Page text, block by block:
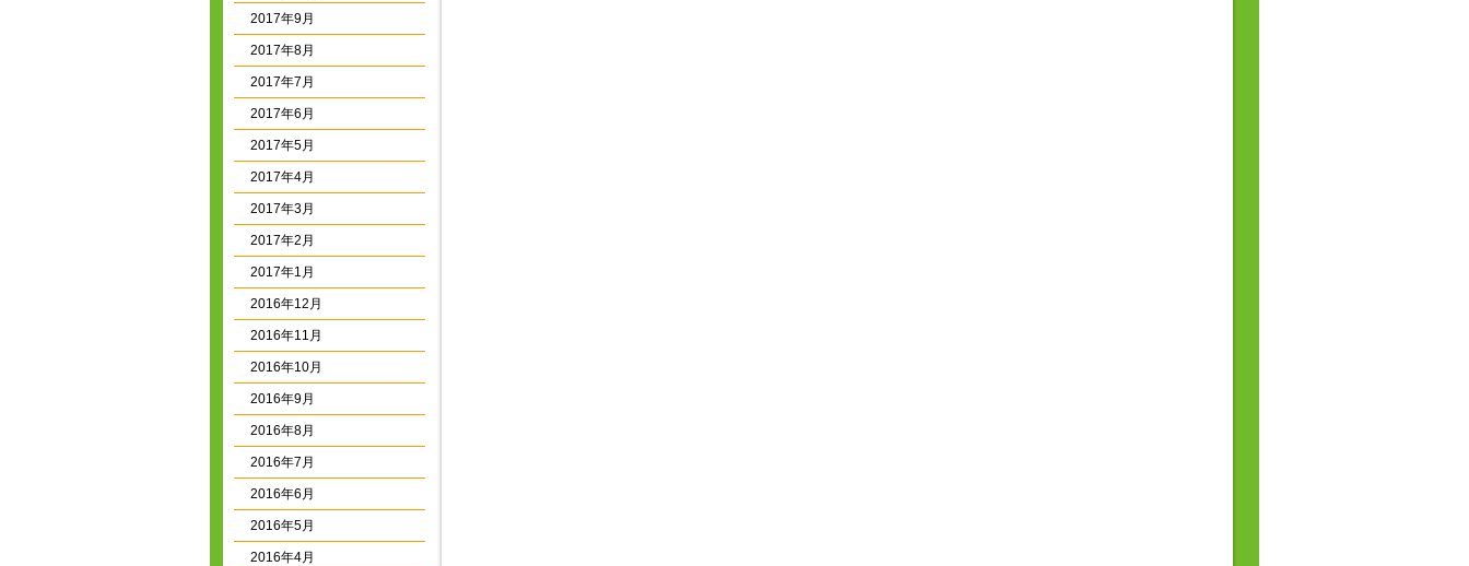
2017年9月
2017年8月
2017年7月
2017年6月
2017年5月
2017年4月
2017年3月
2017年2月
2017年1月
2016年12月
2016年11月
2016年10月
2016年9月
2016年8月
2016年7月
2016年6月
2016年5月
2016年4月